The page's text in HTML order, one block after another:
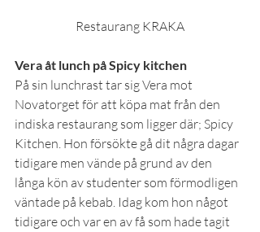
Restaurang KRAKA
Vera åt lunch på Spicy kitchen
På sin lunchrast tar sig Vera mot
Novatorget för att köpa mat från den
indiska restaurang som ligger där; Spicy
Kitchen. Hon försökte gå dit några dagar
tidigare men vände på grund av den
långa kön av studenter som förmodligen
väntade på kebab. Idag kom hon något
tidigare och var en av få som hade tagit